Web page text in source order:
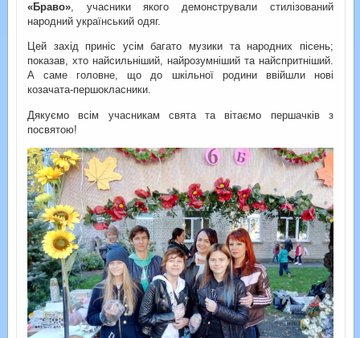
«Браво», учасники якого демонстрували стилізований
народний український одяг.
Цей захід приніс усім багато музики та народних пісень;
показав, хто найсильніший, найрозумніший та найспритніший.
А саме головне, що до шкільної родини ввійшли нові
козачата-першокласники.
Дякуємо всім учасникам свята та вітаємо першачків з
посвятою!